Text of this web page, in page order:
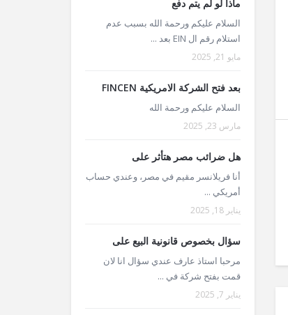
ماذا لو لم يتم دفع
السلام عليكم ورحمة الله بسبب عدم
استلام رقم ال EIN بعد ...
مايو 21, 2025
بعد فتح الشركة الامريكية FINCEN
السلام عليكم ورحمة الله
مارس 23, 2025
هل ضرائب مصر هتأثر على
أنا فريلانسر مقيم في مصر، وعندي حساب
أمريكي ...
يناير 18, 2025
سؤال بخصوص قانونية البيع على
مرحبا استاذ عارف عندي سؤال انا لان
قمت بفتح شركة في ...
يناير 7, 2025